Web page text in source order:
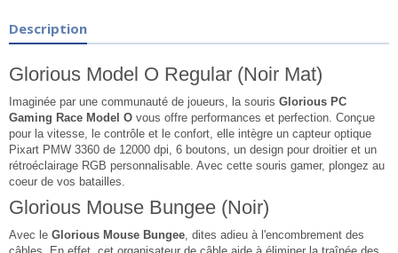
Description
Glorious Model O Regular (Noir Mat)
Imaginée par une communauté de joueurs, la souris Glorious PC
Gaming Race Model O vous offre performances et perfection. Conçue
pour la vitesse, le contrôle et le confort, elle intègre un capteur optique
Pixart PMW 3360 de 12000 dpi, 6 boutons, un design pour droitier et un
rétroéclairage RGB personnalisable. Avec cette souris gamer, plongez au
coeur de vos batailles.
Glorious Mouse Bungee (Noir)
Avec le Glorious Mouse Bungee, dites adieu à l'encombrement des